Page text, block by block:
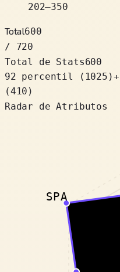
202–350
Total600
/ 720
Total de Stats600
92 percentil
( 1025 )+
(410)
Radar de Atributos
SPA